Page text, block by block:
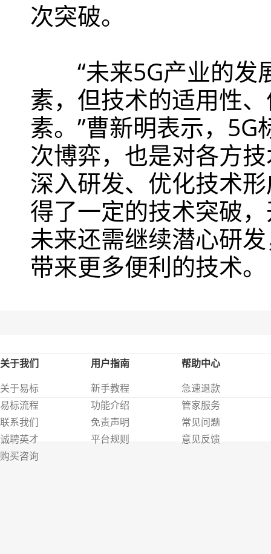
次突破。
“未来5G产业的发
素，但技术的适用性
素。”曹新明表示，
次博弈，也是对各方
深入研发、优化技术
得了一定的技术突破
未来还需继续潜心研
带来更多便利的技术。
关于我们
关于易标
易标流程
联系我们
诚聘英才
购买咨询
用户指南
新手教程
功能介绍
免责声明
平台规则
帮助中心
急速退款
管家服务
常见问题
意见反馈